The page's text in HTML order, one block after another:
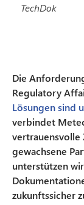
TechDok
Die
Regulatory
Lösungen sind
verbindet
vertrauensvolle
gewachsene
unterstützen
zukunftssicher